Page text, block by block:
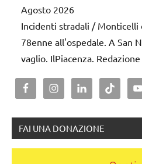
Agosto 2026
Incidenti stradali / Monticelli
78enne all'ospedale. A San
vaglio. IlPiacenza.
FAI UNA DONAZIONE